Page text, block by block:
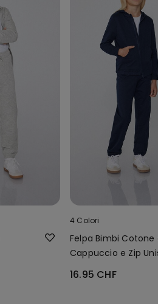
4 Colori
Felpa Bimbi Cotone
Cappuccio e Zip
16.95 CHF